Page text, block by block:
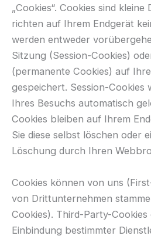
„Cookies“. Cookies sind
richten auf Ihrem Endgerät
werden entweder
Sitzung (Session-Cookies)
(permanente Cookies) auf
gespeichert. Session-Cookies
Ihres Besuchs automatisch
Cookies bleiben auf Ihrem
Sie diese selbst löschen oder
Löschung durch Ihren
Cookies können von uns
von Drittunternehmen
Cookies). Third-Party-Cookies
Einbindung bestimmter